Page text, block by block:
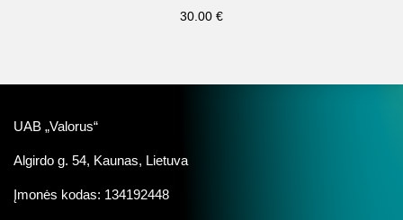
30.00 €
UAB „Valorus“
Algirdo g. 54, Kaunas, Lietuva
Įmonės kodas: 134192448